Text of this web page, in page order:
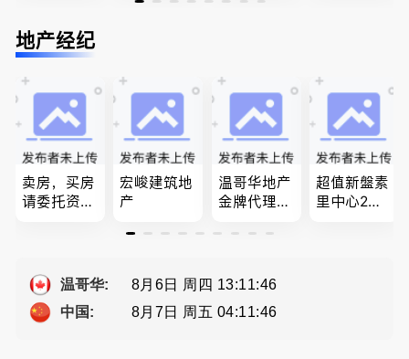
经济纠纷，
財產分割，
买卖
务所 - 劳动
纠纷，审判
家庭法, 离
地产经纪
卖房，买房
请委托资深
评
宏峻建筑地
产
温哥华地产
金牌代理经
卖，建）-
恳的朋友
超值新盤素
里中心2房1
温哥华:
8月6日 周四 13:11:46
中国:
8月7日 周五 04:11:46